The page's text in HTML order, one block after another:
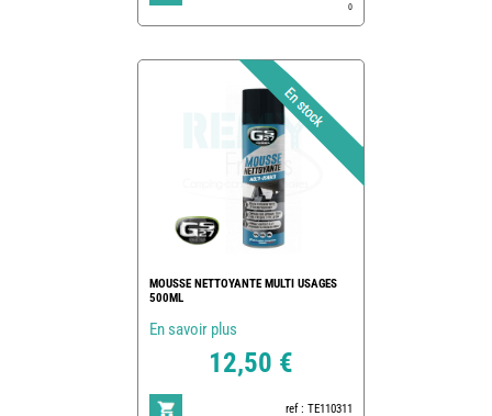
0
MOUSSE NETTOYANTE MULTI USAGES
500ML
En savoir plus
12,50 €
ref : TE110311